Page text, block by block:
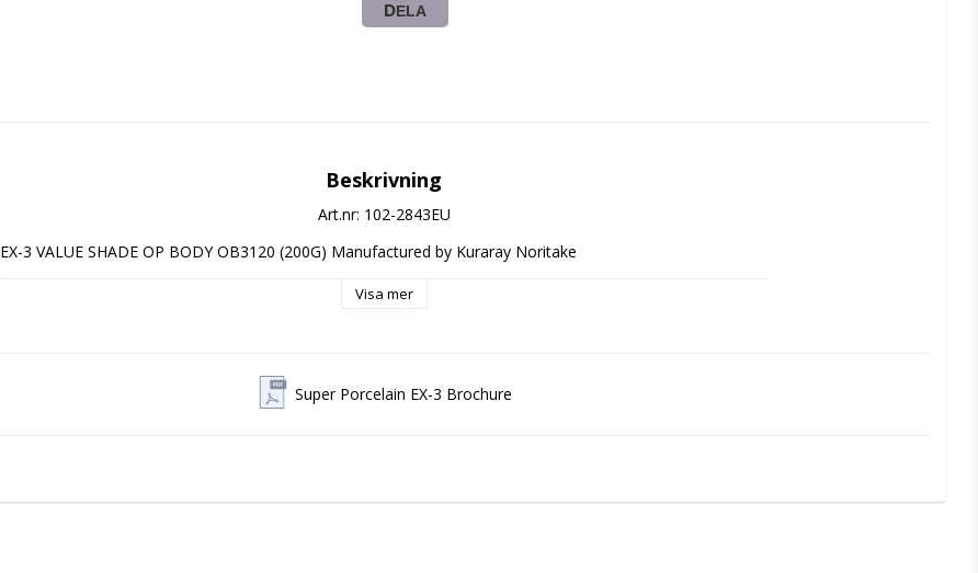
DELA
Beskrivning
Art.nr: 102-2843EU
EX-3 VALUE SHADE OP BODY OB3120 (200G) Manufactured by Kuraray Noritake
Visa mer
Super Porcelain EX-3 Brochure